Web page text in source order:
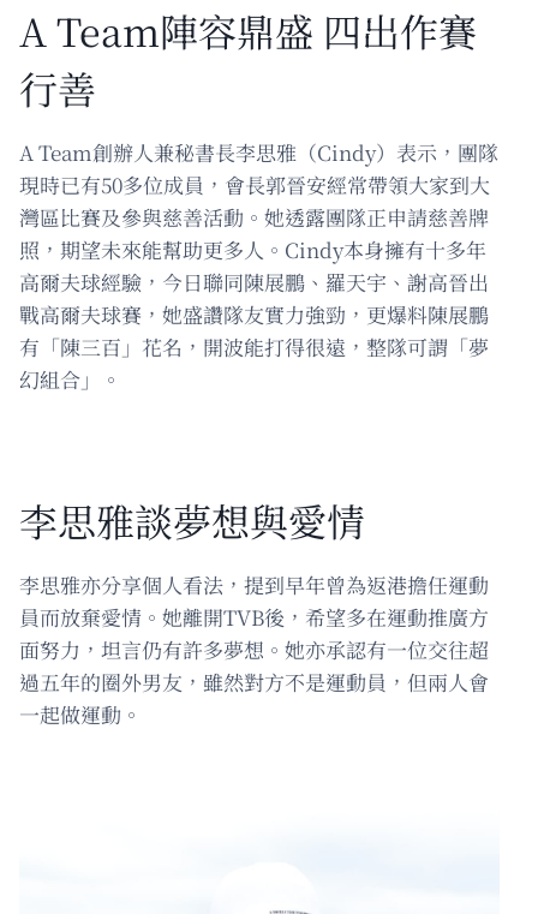
A Team陣容鼎盛 四出作賽
行善
A Team創辦人兼秘書長李思雅（Cindy）表示，團隊
現時已有50多位成員，會長郭晉安經常帶領大家到大
灣區比賽及參與慈善活動。她透露團隊正申請慈善牌
照，期望未來能幫助更多人。Cindy本身擁有十多年
高爾夫球經驗，今日聯同陳展鵬、羅天宇、謝高晉出
戰高爾夫球賽，她盛讚隊友實力強勁，更爆料陳展鵬
有「陳三百」花名，開波能打得很遠，整隊可謂「夢
幻組合」。
李思雅談夢想與愛情
李思雅亦分享個人看法，提到早年曾為返港擔任運動
員而放棄愛情。她離開TVB後，希望多在運動推廣方
面努力，坦言仍有許多夢想。她亦承認有一位交往超
過五年的圈外男友，雖然對方不是運動員，但兩人會
一起做運動。